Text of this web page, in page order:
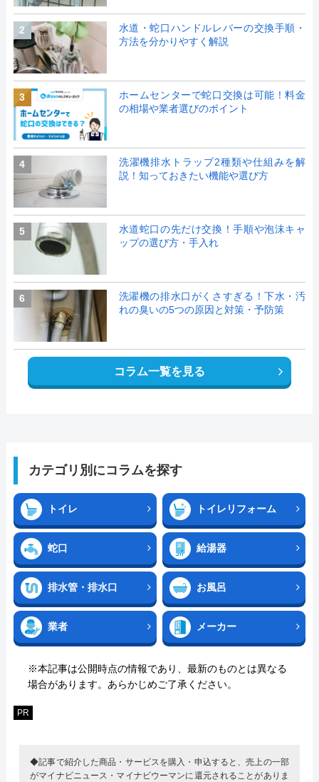
2
水道・蛇口ハンドルレバーの交換手順・
方法を分かりやすく解説
3
ホームセンターで蛇口交換は可能！料金
の相場や業者選びのポイント
4
洗濯機排水トラップ2種類や仕組みを解
説！知っておきたい機能や選び方
5
水道蛇口の先だけ交換！手順や泡沫キャ
ップの選び方・手入れ
6
洗濯機の排水口がくさすぎる！下水・汚
れの臭いの5つの原因と対策・予防策
コラム一覧を見る
カテゴリ別にコラムを探す
トイレ トイレリフォーム
蛇口 給湯器
排水管・排水口 お風呂
業者 メーカー
※本記事は公開時点の情報であり、最新のものとは異なる
場合があります。あらかじめご了承ください。
PR
◆記事で紹介した商品・サービスを購入・申込すると、売上の一部
がマイナビニュース・マイナビウーマンに還元されることがありま